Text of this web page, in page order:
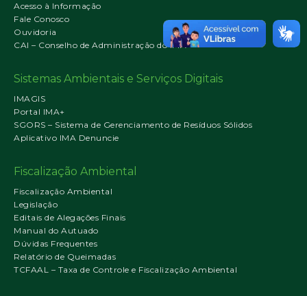
Acesso à Informação
Fale Conosco
Ouvidoria
CAI – Conselho de Administração do IMA
Sistemas Ambientais e Serviços Digitais
IMAGIS
Portal IMA+
SGORS – Sistema de Gerenciamento de Resíduos Sólidos
Aplicativo IMA Denuncie
Fiscalização Ambiental
Fiscalização Ambiental
Legislação
Editais de Alegações Finais
Manual do Autuado
Dúvidas Frequentes
Relatório de Queimadas
TCFAAL – Taxa de Controle e Fiscalização Ambiental